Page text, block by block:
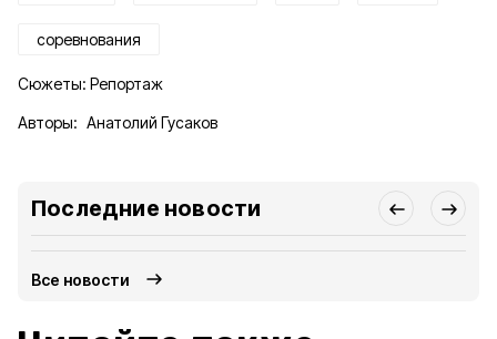
соревнования
Сюжеты: Репортаж
Авторы: Анатолий Гусаков
Последние новости
Все новости